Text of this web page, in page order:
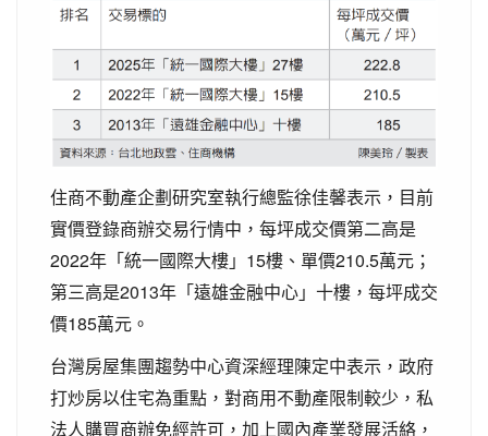
住商不動產企劃研究室執行總監徐佳馨表示，目前
實價登錄商辦交易行情中，每坪成交價第二高是
2022年「統一國際大樓」15樓、單價210.5萬元；
第三高是2013年「遠雄金融中心」十樓，每坪成交
價185萬元。
台灣房屋集團趨勢中心資深經理陳定中表示，政府
打炒房以住宅為重點，對商用不動產限制較少，私
法人購買商辦免經許可，加上國內產業發展活絡，